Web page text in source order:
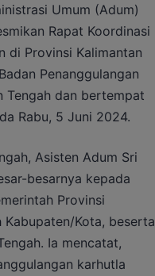
Umum (Adum)
Rapat Koordinasi
di Provinsi Kalimantan
Penanggulangan
Tengah dan bertempat
Rabu, 5 Juni 2024.
Asisten Adum Sri
besarnya kepada
Provinsi
Kabupaten/Kota, beserta
Ia mencatat,
karhutla